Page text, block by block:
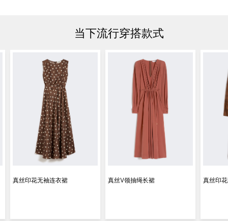
当下流行穿搭款式
真丝印花无袖连衣裙 真丝V领抽绳长裙 真丝印